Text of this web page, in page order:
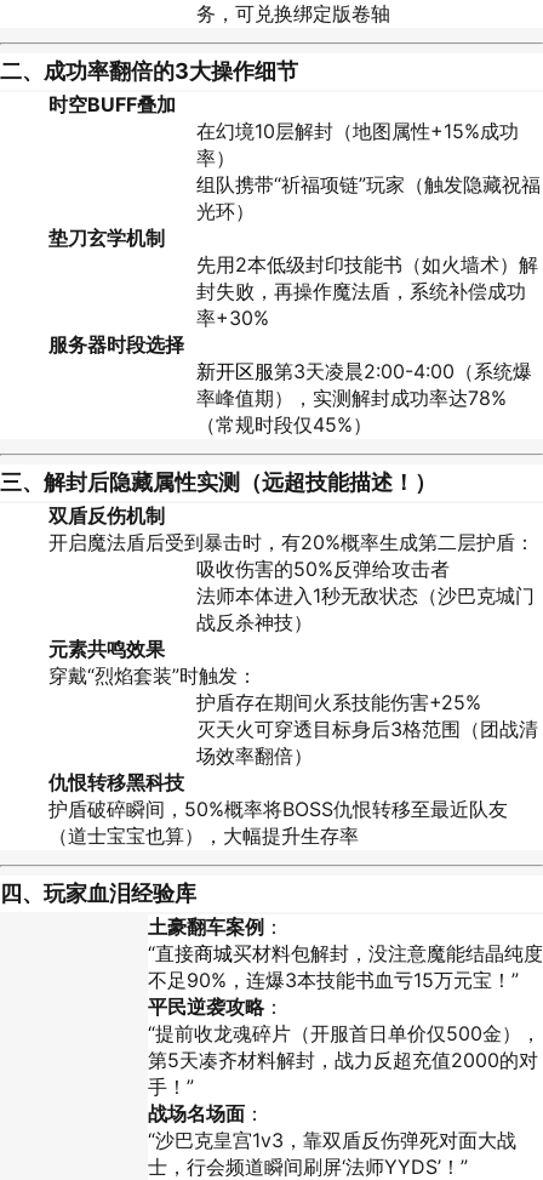
务，可兑换绑定版卷轴
二、成功率翻倍的3大操作细节
时空BUFF叠加
在幻境10层解封（地图属性+15%成功
率）
组队携带“祈福项链”玩家（触发隐藏祝福
光环）
垫刀玄学机制
先用2本低级封印技能书（如火墙术）解
封失败，再操作魔法盾，系统补偿成功
率+30%
服务器时段选择
新开区服第3天凌晨2:00-4:00（系统爆
率峰值期），实测解封成功率达78%
（常规时段仅45%）
三、解封后隐藏属性实测（远超技能描述！）
双盾反伤机制
开启魔法盾后受到暴击时，有20%概率生成第二层护盾：
吸收伤害的50%反弹给攻击者
法师本体进入1秒无敌状态（沙巴克城门
战反杀神技）
元素共鸣效果
穿戴“烈焰套装”时触发：
护盾存在期间火系技能伤害+25%
灭天火可穿透目标身后3格范围（团战清
场效率翻倍）
仇恨转移黑科技
护盾破碎瞬间，50%概率将BOSS仇恨转移至最近队友
（道士宝宝也算），大幅提升生存率
四、玩家血泪经验库
土豪翻车案例 ：
“直接商城买材料包解封，没注意魔能结晶纯度
不足90%，连爆3本技能书血亏15万元宝！”
平民逆袭攻略：
“提前收龙魂碎片（开服首日单价仅500金），
第5天凑齐材料解封，战力反超充值2000的对
手！”
战场名场面：
“沙巴克皇宫1v3，靠双盾反伤弹死对面大战
士，行会频道瞬间刷屏‘法师YYDS’！”